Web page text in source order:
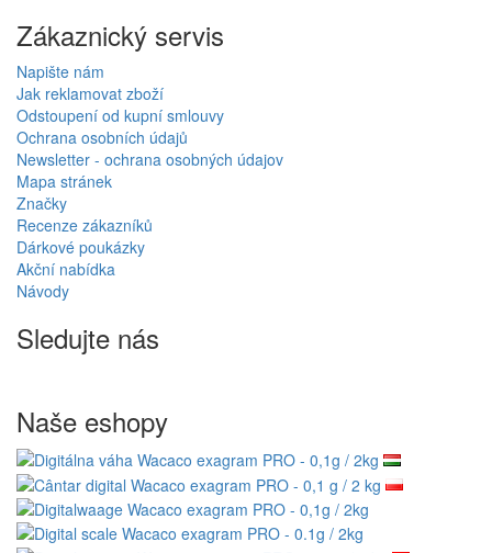
Zákaznický servis
Napište nám
Jak reklamovat zboží
Odstoupení od kupní smlouvy
Ochrana osobních údajů
Newsletter - ochrana osobných údajov
Mapa stránek
Značky
Recenze zákazníků
Dárkové poukázky
Akční nabídka
Návody
Sledujte nás
Naše eshopy